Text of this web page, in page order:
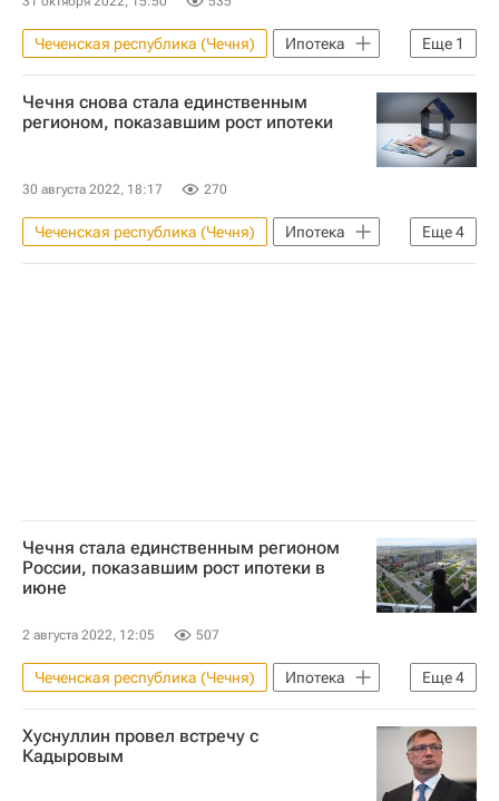
Еще 1
Чеченская республика (Чечня)
Ипотека
Максим Осадчий
Чечня снова стала единственным
регионом, показавшим рост ипотеки
30 августа 2022, 18:17 270
Еще4
Чеченская республика (Чечня)
Ипотека
Россия
Регионы
Кредиты
Чечня стала единственным регионом
России, показавшим рост ипотеки в
июне
2 августа 2022, 12:05 507
Еще4
Чеченская республика (Чечня)
Ипотека
Россия
Севастополь
Регионы
Жилье
Хуснуллин провел встречу с
Кадыровым